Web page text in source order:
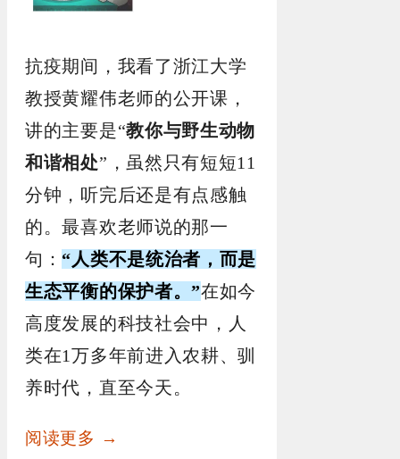
抗疫期间，我看了浙江大学
教授黄耀伟老师的公开课，
讲的主要是“教你与野生动物
和谐相处”，虽然只有短短11
分钟，听完后还是有点感触
的。最喜欢老师说的那一
句： “人类不是统治者，而是
生态平衡的保护者。”在如今
高度发展的科技社会中，人
类在1万多年前进入农耕、驯
养时代，直至今天。
阅读更多 →